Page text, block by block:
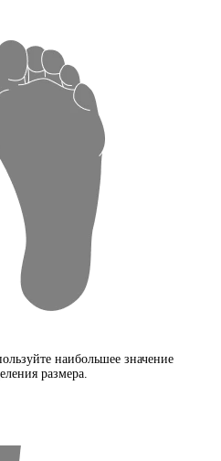
наибольшее значение
размера.